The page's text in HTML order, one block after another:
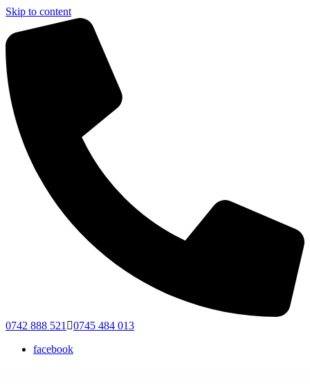
Skip to content
0742 888 521
0745 484 013
facebook